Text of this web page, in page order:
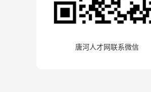
唐河人才网联系微信